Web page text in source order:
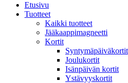
Etusivu
Tuotteet
Kaikki tuotteet
Jääkaappimagneetti
Kortit
Syntymäpäiväkortit
Joulukortit
Isänpäivän kortit
Ystävyyskortit